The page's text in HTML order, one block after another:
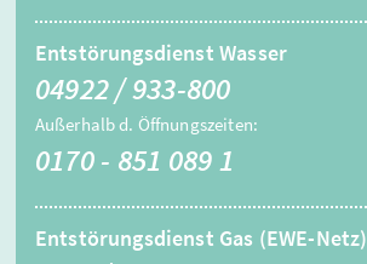
Entstörungsdienst Wasser
04922 / 933-800
Außerhalb d. Öffnungszeiten:
0170 - 851 089 1
Entstörungsdienst Gas (EWE-Netz)